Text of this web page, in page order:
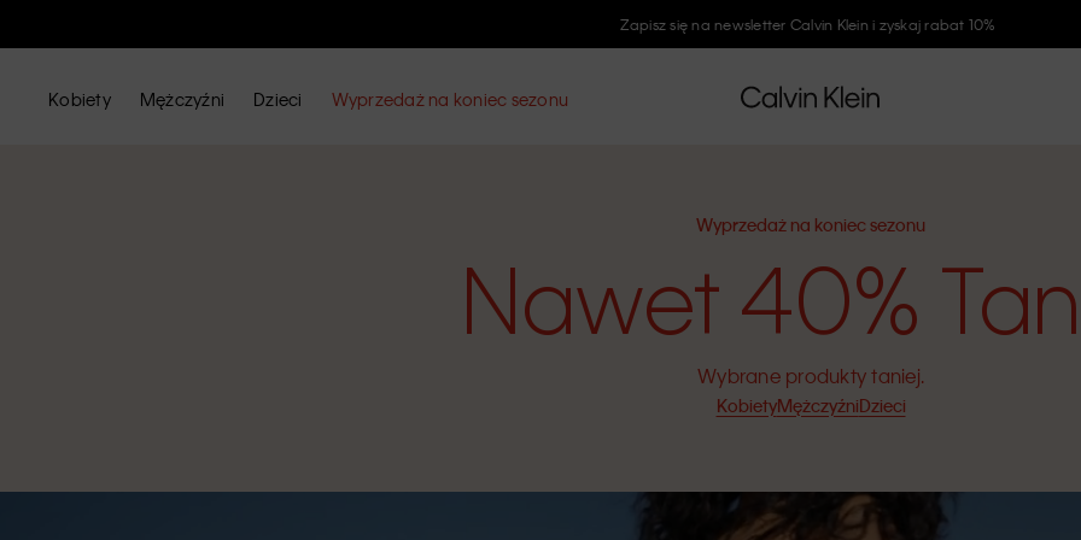
Zapisz się na newsletter Calvin Klein i zyskaj rabat 10%
Kobiety Mężczyźni Dzieci Wyprzedaż na koniec sezonu
Wyprzedaż na koniec sezonu
Nawet 40%
Wybrane produkty taniej.
KobietyMężczyźniDzieci